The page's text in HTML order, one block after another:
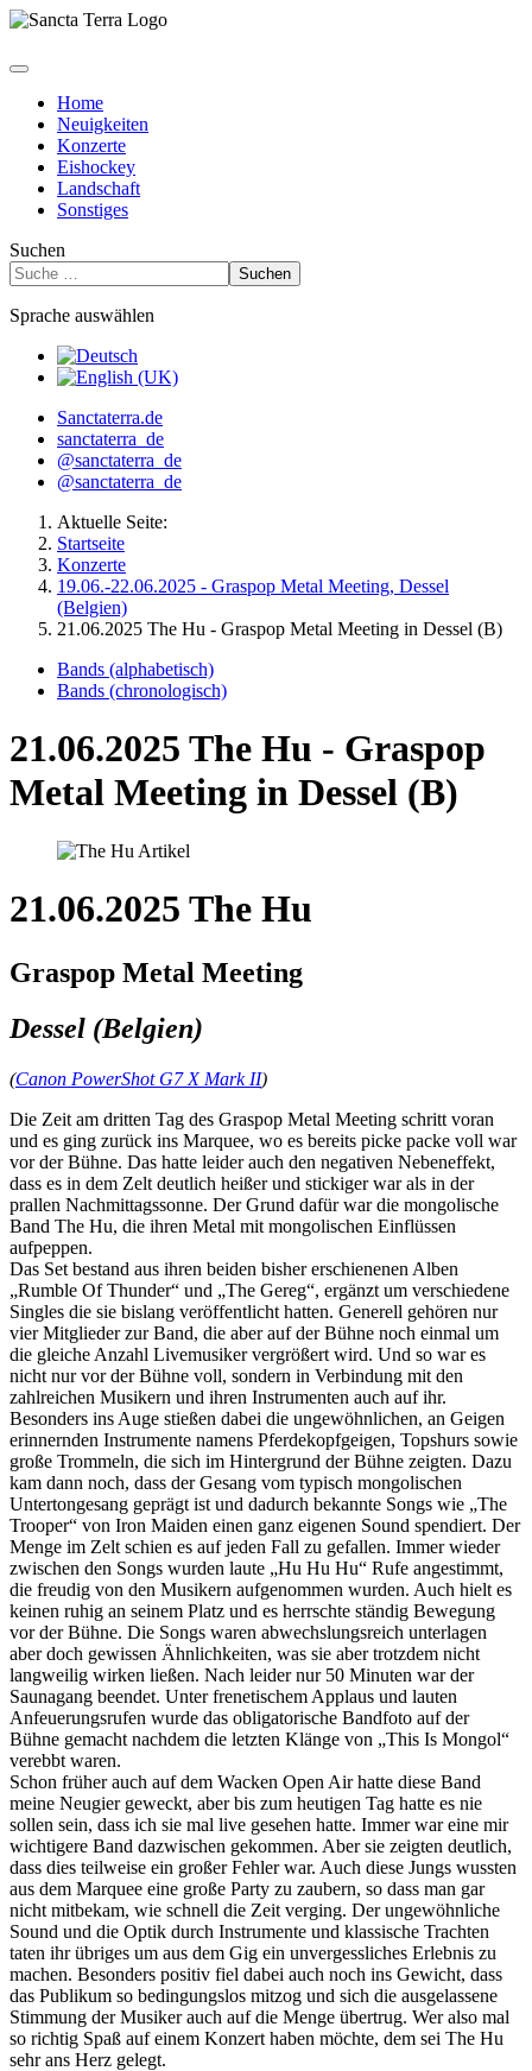
Home
Neuigkeiten
Konzerte
Eishockey
Landschaft
Sonstiges
Suchen
Suchen
Sprache auswählen
Sanctaterra.de
sanctaterra_de
@sanctaterra_de
@sanctaterra_de
Aktuelle Seite:
Startseite
Konzerte
19.06.-22.06.2025 - Graspop Metal Meeting, Dessel
(Belgien)
21.06.2025 The Hu - Graspop Metal Meeting in Dessel (B)
Bands (alphabetisch)
Bands (chronologisch)
21.06.2025 The Hu - Graspop
Metal Meeting in Dessel (B)
21.06.2025 The Hu
Graspop Metal Meeting
Dessel (Belgien)
(Canon PowerShot G7 X Mark II)
Die Zeit am dritten Tag des Graspop Metal Meeting schritt voran
und es ging zurück ins Marquee, wo es bereits picke packe voll war
vor der Bühne. Das hatte leider auch den negativen Nebeneffekt,
dass es in dem Zelt deutlich heißer und stickiger war als in der
prallen Nachmittagssonne. Der Grund dafür war die mongolische
Band The Hu, die ihren Metal mit mongolischen Einflüssen
aufpeppen.
Das Set bestand aus ihren beiden bisher erschienenen Alben
„Rumble Of Thunder“ und „The Gereg“, ergänzt um verschiedene
Singles die sie bislang veröffentlicht hatten. Generell gehören nur
vier Mitglieder zur Band, die aber auf der Bühne noch einmal um
die gleiche Anzahl Livemusiker vergrößert wird. Und so war es
nicht nur vor der Bühne voll, sondern in Verbindung mit den
zahlreichen Musikern und ihren Instrumenten auch auf ihr.
Besonders ins Auge stießen dabei die ungewöhnlichen, an Geigen
erinnernden Instrumente namens Pferdekopfgeigen, Topshurs sowie
große Trommeln, die sich im Hintergrund der Bühne zeigten. Dazu
kam dann noch, dass der Gesang vom typisch mongolischen
Untertongesang geprägt ist und dadurch bekannte Songs wie „The
Trooper“ von Iron Maiden einen ganz eigenen Sound spendiert. Der
Menge im Zelt schien es auf jeden Fall zu gefallen. Immer wieder
zwischen den Songs wurden laute „Hu Hu Hu“ Rufe angestimmt,
die freudig von den Musikern aufgenommen wurden. Auch hielt es
keinen ruhig an seinem Platz und es herrschte ständig Bewegung
vor der Bühne. Die Songs waren abwechslungsreich unterlagen
aber doch gewissen Ähnlichkeiten, was sie aber trotzdem nicht
langweilig wirken ließen. Nach leider nur 50 Minuten war der
Saunagang beendet. Unter frenetischem Applaus und lauten
Anfeuerungsrufen wurde das obligatorische Bandfoto auf der
Bühne gemacht nachdem die letzten Klänge von „This Is Mongol“
verebbt waren.
Schon früher auch auf dem Wacken Open Air hatte diese Band
meine Neugier geweckt, aber bis zum heutigen Tag hatte es nie
sollen sein, dass ich sie mal live gesehen hatte. Immer war eine mir
wichtigere Band dazwischen gekommen. Aber sie zeigten deutlich,
dass dies teilweise ein großer Fehler war. Auch diese Jungs wussten
aus dem Marquee eine große Party zu zaubern, so dass man gar
nicht mitbekam, wie schnell die Zeit verging. Der ungewöhnliche
Sound und die Optik durch Instrumente und klassische Trachten
taten ihr übriges um aus dem Gig ein unvergessliches Erlebnis zu
machen. Besonders positiv fiel dabei auch noch ins Gewicht, dass
das Publikum so bedingungslos mitzog und sich die ausgelassene
Stimmung der Musiker auch auf die Menge übertrug. Wer also mal
so richtig Spaß auf einem Konzert haben möchte, dem sei The Hu
sehr ans Herz gelegt.